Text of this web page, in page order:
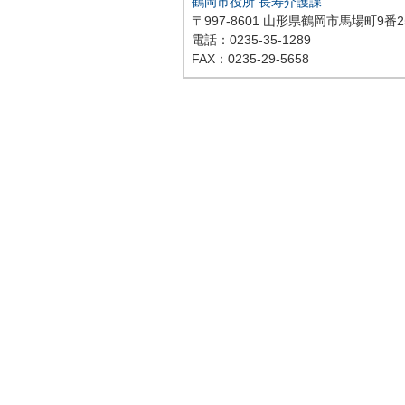
〒997-8601 山形県鶴岡市馬場町9番
電話：0235-35-1289
FAX：0235-29-5658